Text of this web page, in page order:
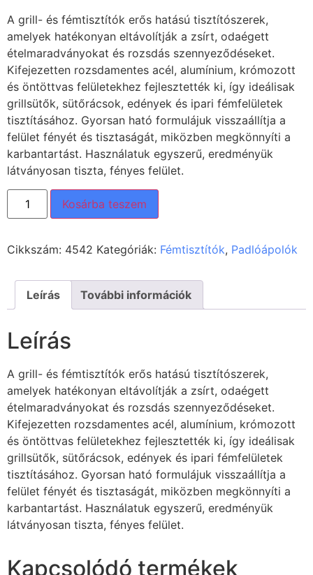
A grill- és fémtisztítók erős hatású tisztítószerek,
amelyek hatékonyan eltávolítják a zsírt, odaégett
ételmaradványokat és rozsdás szennyeződéseket.
Kifejezetten rozsdamentes acél, alumínium, krómozott
és öntöttvas felületekhez fejlesztették ki, így ideálisak
grillsütők, sütőrácsok, edények és ipari fémfelületek
tisztításához. Gyorsan ható formulájuk visszaállítja a
felület fényét és tisztaságát, miközben megkönnyíti a
karbantartást. Használatuk egyszerű, eredményük
látványosan tiszta, fényes felület.
Kosárba teszem
Cikkszám: 4542 Kategóriák: Fémtisztítók, Padlóápolók
Leírás További információk
Leírás
A grill- és fémtisztítók erős hatású tisztítószerek,
amelyek hatékonyan eltávolítják a zsírt, odaégett
ételmaradványokat és rozsdás szennyeződéseket.
Kifejezetten rozsdamentes acél, alumínium, krómozott
és öntöttvas felületekhez fejlesztették ki, így ideálisak
grillsütők, sütőrácsok, edények és ipari fémfelületek
tisztításához. Gyorsan ható formulájuk visszaállítja a
felület fényét és tisztaságát, miközben megkönnyíti a
karbantartást. Használatuk egyszerű, eredményük
látványosan tiszta, fényes felület.
Kapcsolódó termékek